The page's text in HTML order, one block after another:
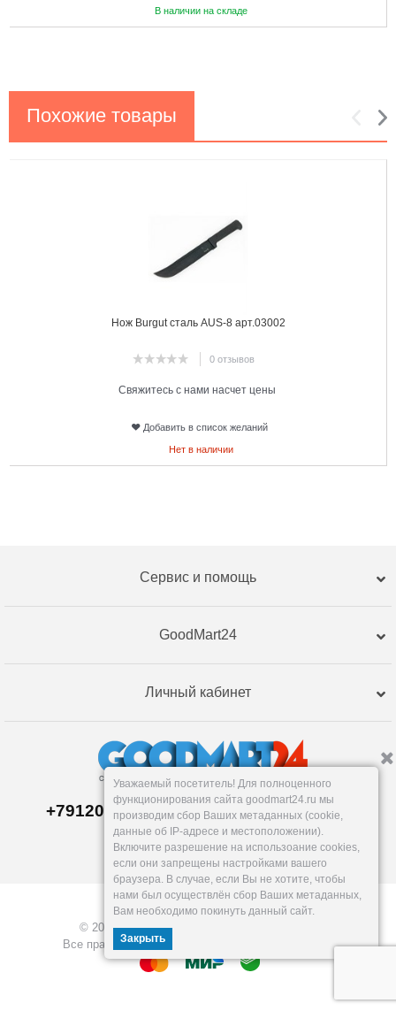
В наличии на складе
Похожие товары
Нож Burgut сталь AUS-8 арт.03002
0 отзывов
Свяжитесь с нами насчет цены
Добавить в список желаний
Нет в наличии
Сервис и помощь
GoodMart24
Личный кабинет
+79120359762, +79120359761 MAX,TG
Склад в Екатеринбург е
Пн-Пт: 10-19, Сб, Вс: вых.
info@goodmart24.ru
© 2026, GoodMart24.ru — Склад низких цен.
Все права защищены. Разработка —
VOID MEDIA
Уважаемый посетитель! Для полноценного
функционирования сайта goodmart24.ru мы
производим сбор Ваших метаданных (cookie,
данные об IP-адресе и местоположении).
Включите разрешение на использоание cookies,
если они запрещены настройками вашего
браузера. В случае, если Вы не хотите, чтобы
нами был осуществлён сбор Ваших метаданных,
Вам необходимо покинуть данный сайт.
Закрыть